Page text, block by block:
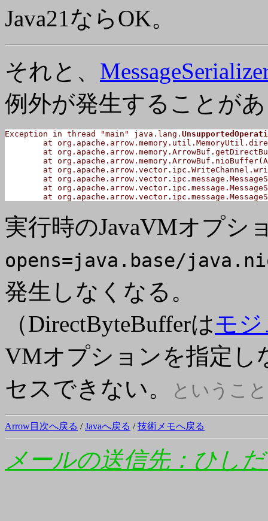
Java21ならOK。
それと、
例外が発生することが
Exception in thread "main" java.lang.
at
実行時のJavaVMオプシ
opens=java.base/
発生しなくなる。
（DirectByteBufferはモ
VMオプションを指定し
セスできない。
というこ
Arrow目次へ戻る /Javaへ戻る /技術メモへ戻る
メールの送信先：ひし